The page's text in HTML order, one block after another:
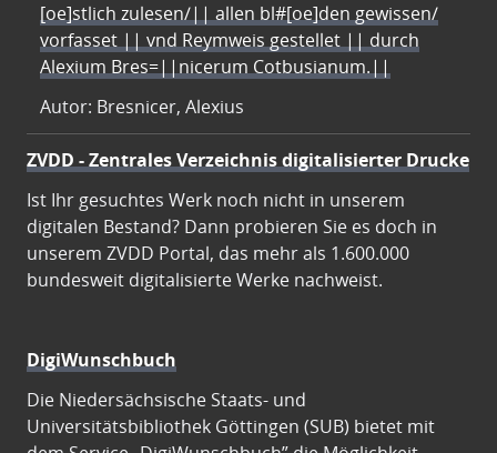
[oe]stlich zulesen/|| allen bl#[oe]den gewissen/
vorfasset || vnd Reymweis gestellet || durch
Alexium Bres=||nicerum Cotbusianum.||
Autor: Bresnicer, Alexius
ZVDD - Zentrales Verzeichnis digitalisierter Drucke
Ist Ihr gesuchtes Werk noch nicht in unserem
digitalen Bestand? Dann probieren Sie es doch in
unserem ZVDD Portal, das mehr als 1.600.000
bundesweit digitalisierte Werke nachweist.
DigiWunschbuch
Die Niedersächsische Staats- und
Universitätsbibliothek Göttingen (SUB) bietet mit